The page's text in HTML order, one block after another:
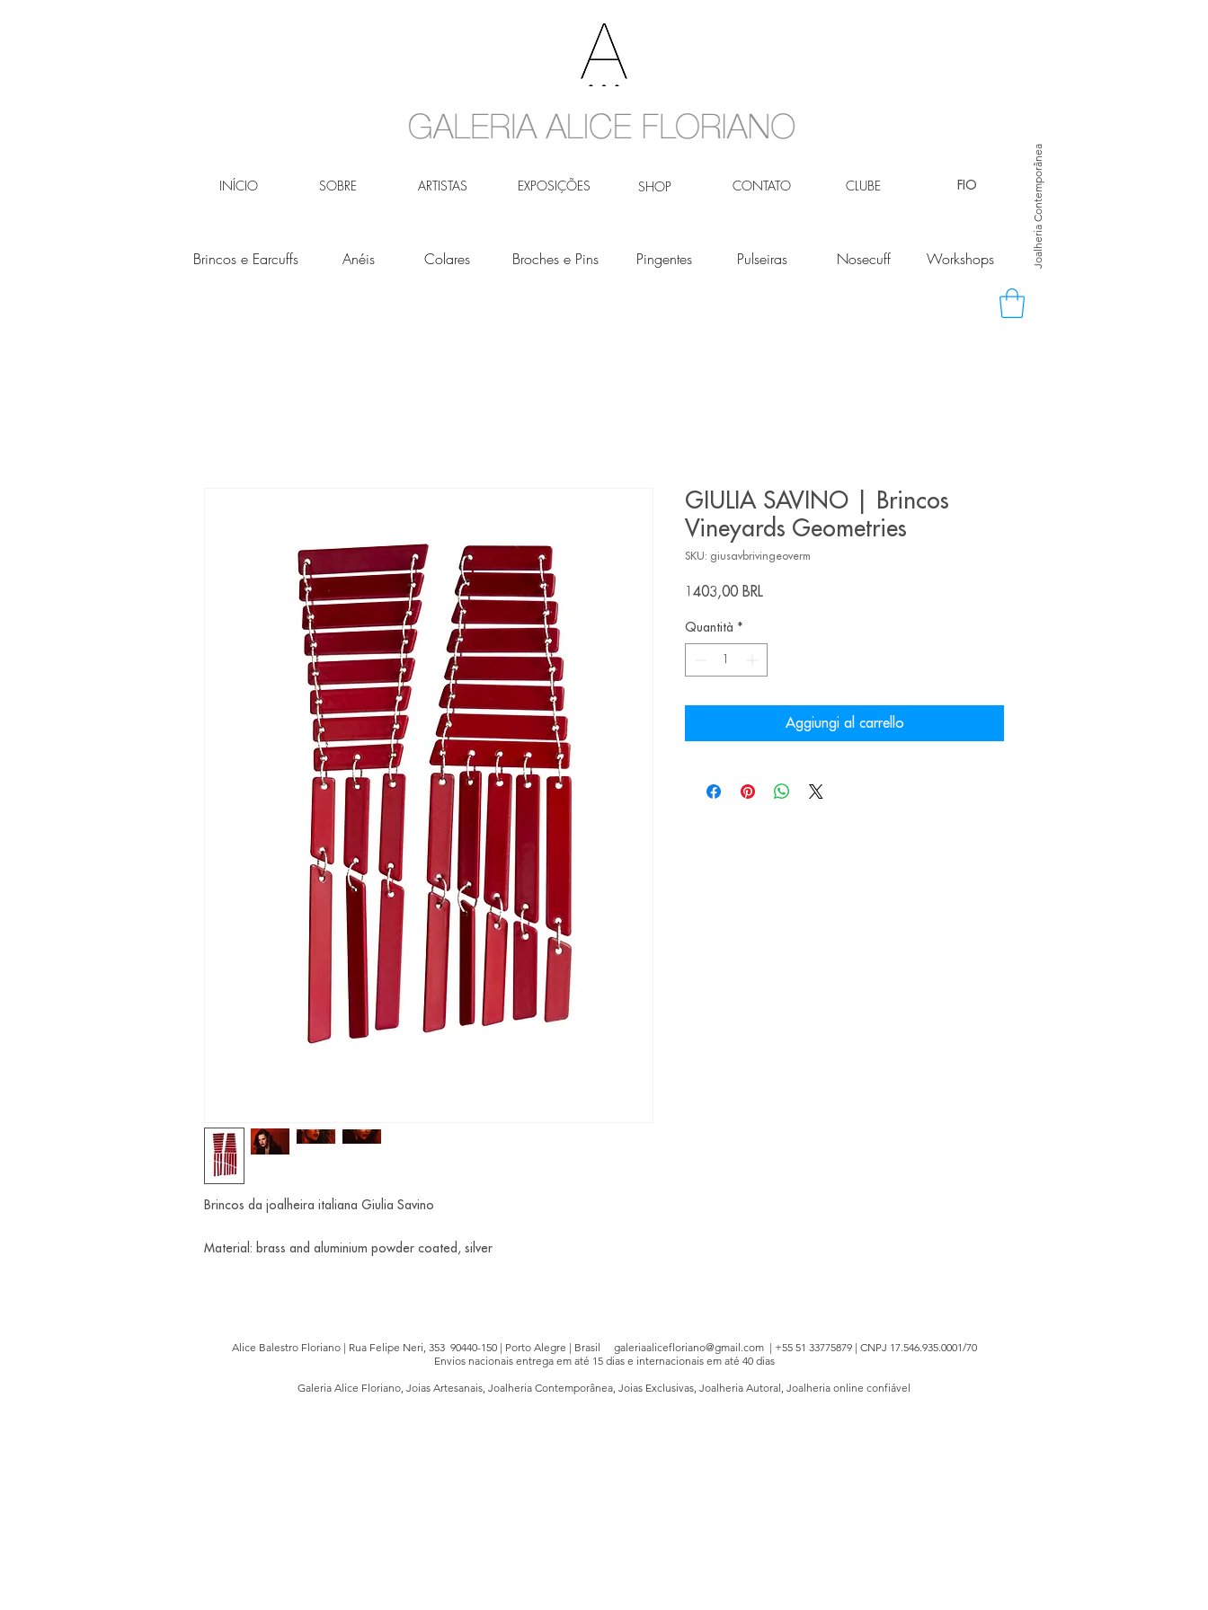
INÍCIO SOBRE ARTISTAS EXPOSIÇÕES SHOP CONTATO CLUBE Joalheria Contemporânea
FIO
Brincos e Earcuffs Anéis Colares Broches e Pins Pingentes Pulseiras Nosecuff Workshops
Brincos da joalheira italiana Giulia Savino
Material: brass and aluminium powder coated, silver
GIULIA SAVINO | Brincos
Vineyards Geometries
SKU: giusavbrivingeoverm
1403,00 BRLPrezzo
Quantità *
Aggiungi al carrello
Alice Balestro Floriano | Rua Felipe Neri, 353 90440-150 | Porto Alegre | Brasil galeriaalicefloriano@gmail.com| +55 51 33775879 | CNPJ 17.546.935.0001/70
Envios nacionais entrega em até 15 dias e internacionais em até 40 dias
Galeria Alice Floriano, Joias Artesanais, Joalheria Contemporânea, Joias Exclusivas, Joalheria Autoral, Joalheria online confiável